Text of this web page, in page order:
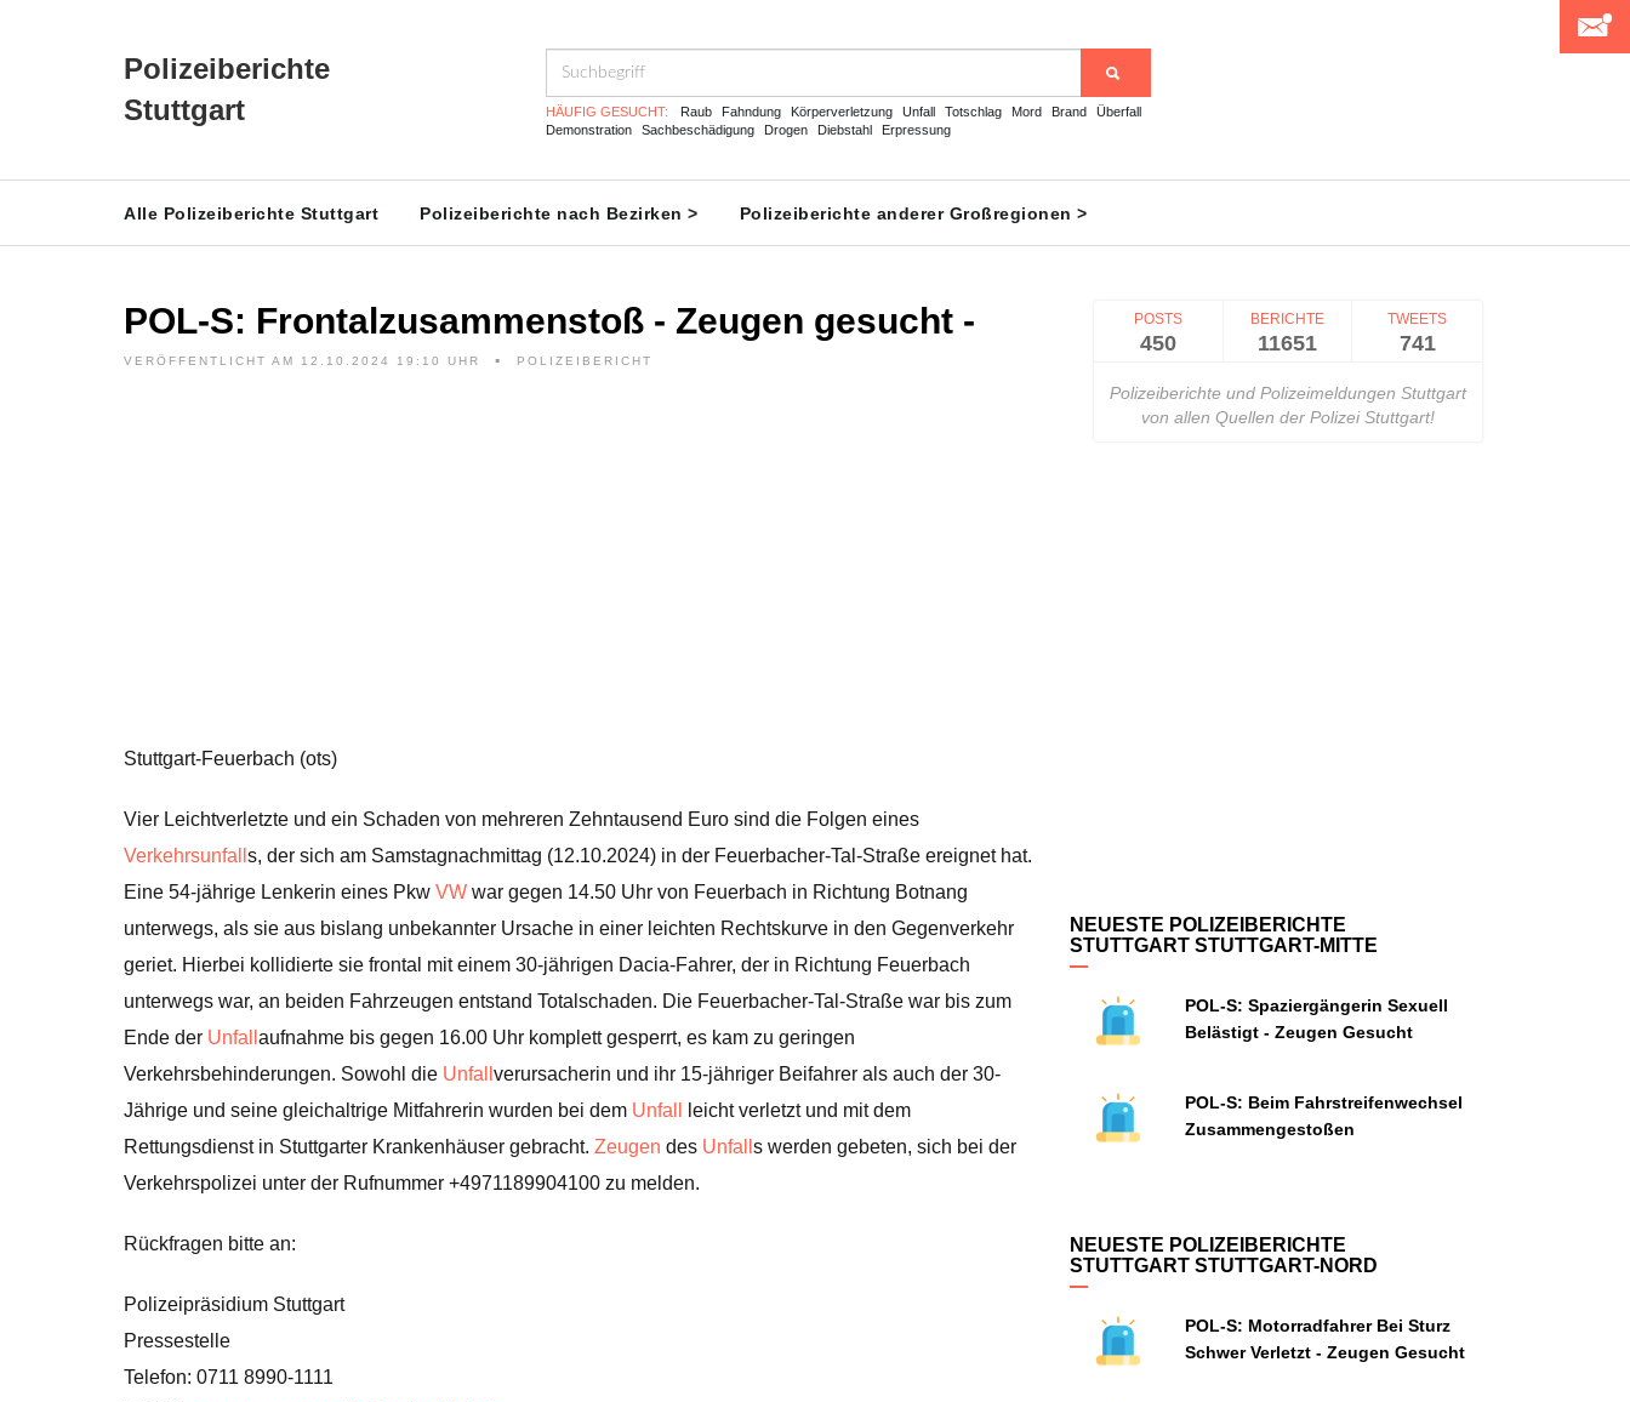
Polizeiberichte
Stuttgart
HÄUFIG GESUCHT: Raub Fahndung Körperverletzung Unfall Totschlag Mord Brand
Überfall
Demonstration
Sachbeschädigung Drogen Diebstahl Erpressung
Alle Polizeiberichte Stuttgart Polizeiberichte nach Bezirken > Polizeiberichte anderer Großregionen >
POL-S: Frontalzusammenstoß - Zeugen gesucht -
VERÖFFENTLICHT AM 12.10.2024 19:10 UHR POLIZEIBERICHT
Stuttgart-Feuerbach (ots)
Vier Leichtverletzte und ein Schaden von mehreren Zehntausend Euro sind die Folgen eines
Verkehrsunfall s, der sich am Samstagnachmittag (12.10.2024) in der Feuerbacher-Tal-Straße ereignet hat.
Eine 54-jährige Lenkerin eines Pkw VW war gegen 14.50 Uhr von Feuerbach in Richtung Botnang
unterwegs, als sie aus bislang unbekannter Ursache in einer leichten Rechtskurve in den Gegenverkehr
geriet. Hierbei kollidierte sie frontal mit einem 30-jährigen Dacia-Fahrer, der in Richtung Feuerbach
unterwegs war, an beiden Fahrzeugen entstand Totalschaden. Die Feuerbacher-Tal-Straße war bis zum
Ende der Unfall aufnahme bis gegen 16.00 Uhr komplett gesperrt, es kam zu geringen
Verkehrsbehinderungen. Sowohl die Unfall verursacherin und ihr 15-jähriger Beifahrer als auch der 30-
Jährige und seine gleichaltrige Mitfahrerin wurden bei dem Unfall
leicht verletzt und mit dem
Rettungsdienst in Stuttgarter Krankenhäuser gebracht. Zeugen des Unfall s werden gebeten, sich bei der
Verkehrspolizei unter der Rufnummer +4971189904100 zu melden.
Rückfragen bitte an:
Polizeipräsidium Stuttgart
Pressestelle
Telefon: 0711 8990-1111
POSTS
450
BERICHTE
11651
TWEETS
741
Polizeiberichte und Polizeimeldungen Stuttgart
von allen Quellen der Polizei Stuttgart!
NEUESTE POLIZEIBERICHTE
STUTTGART STUTTGART-MITTE
POL-S: Spaziergängerin Sexuell
Belästigt - Zeugen Gesucht
POL-S: Beim Fahrstreifenwechsel
Zusammengestoßen
NEUESTE POLIZEIBERICHTE
STUTTGART STUTTGART-NORD
POL-S: Motorradfahrer Bei Sturz
Schwer Verletzt - Zeugen Gesucht